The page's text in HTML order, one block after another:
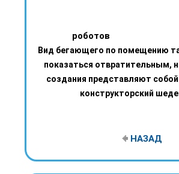
роботов
Вид бегающего по помещению
показаться отвратительным,
создания представляют
конструкторский
НАЗАД